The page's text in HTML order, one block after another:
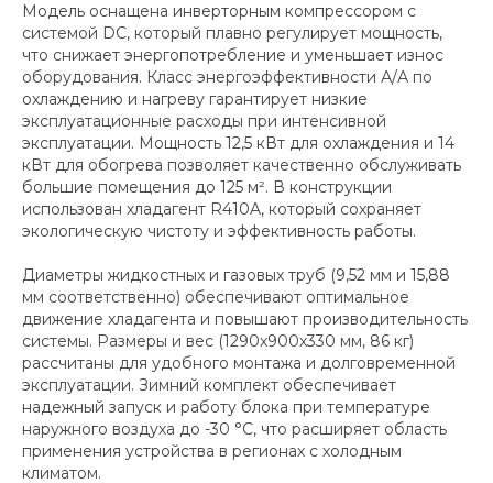
Модель оснащена инверторным компрессором с
системой DC, который плавно регулирует мощность,
что снижает энергопотребление и уменьшает износ
оборудования. Класс энергоэффективности А/А по
охлаждению и нагреву гарантирует низкие
эксплуатационные расходы при интенсивной
эксплуатации. Мощность 12,5 кВт для охлаждения и 14
кВт для обогрева позволяет качественно обслуживать
большие помещения до 125 м². В конструкции
использован хладагент R410A, который сохраняет
экологическую чистоту и эффективность работы.
Диаметры жидкостных и газовых труб (9,52 мм и 15,88
мм соответственно) обеспечивают оптимальное
движение хладагента и повышают производительность
системы. Размеры и вес (1290x900x330 мм, 86 кг)
рассчитаны для удобного монтажа и долговременной
эксплуатации. Зимний комплект обеспечивает
надежный запуск и работу блока при температуре
наружного воздуха до -30 °C, что расширяет область
применения устройства в регионах с холодным
климатом.